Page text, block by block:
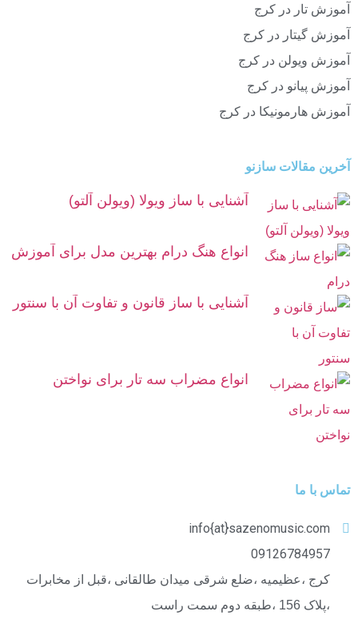
آموزش تار در کرج
آموزش گیتار در کرج
آموزش ویولن در کرج
آموزش پیانو در کرج
آموزش هارمونیکا در کرج
آخرین مقالات سازنو
آشنایی با ساز ویولا (ویولن آلتو)
انواع هنگ درام بهترین مدل برای آموزش
آشنایی با ساز قانون و تفاوت آن با سنتور
انواع مضراب سه تار برای نواختن
تماس با ما
info{at}sazenomusic.com
09126784957
کرج ،عظیمیه ،ضلع شرقی میدان طالقانی ،قبل از مخابرات
،پلاک 156 ،طبقه دوم سمت راست